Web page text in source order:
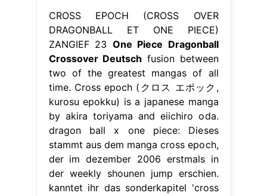
CROSS EPOCH (CROSS OVER
DRAGONBALL ET ONE PIECE)
ZANGIEF 23 One Piece Dragonball
Crossover Deutsch fusion between
two of the greatest mangas of all
time. Cross epoch (クロス エポック,
kurosu epokku) is a japanese manga
by akira toriyama and eiichiro oda.
dragon ball x one piece: Dieses
stammt aus dem manga cross epoch,
der im dezember 2006 erstmals in
der weekly shounen jump erschien.
kanntet ihr das sonderkapitel 'cross